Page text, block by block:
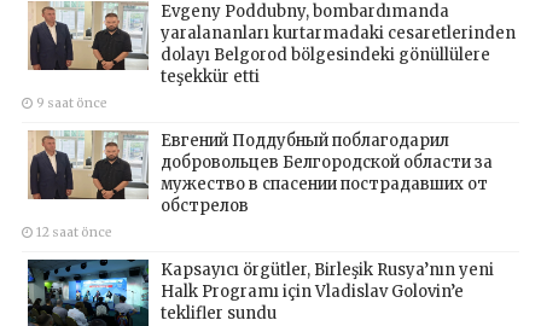
Evgeny Poddubny, bombardımanda
yaralananları kurtarmadaki cesaretlerinden
dolayı Belgorod bölgesindeki gönüllülere
teşekkür etti
9 saat önce
Евгений Поддубный поблагодарил
добровольцев Белгородской области за
мужество в спасении пострадавших от
обстрелов
12 saat önce
Kapsayıcı örgütler, Birleşik Rusya’nın yeni
Halk Programı için Vladislav Golovin’e
teklifler sundu